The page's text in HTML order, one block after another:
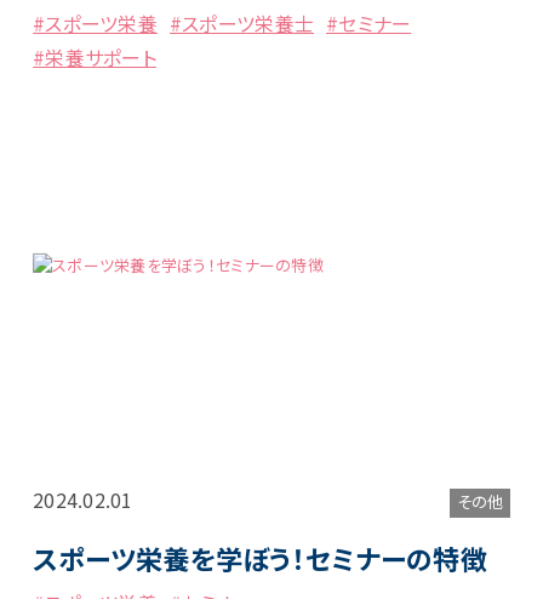
#スポーツ栄養 #スポーツ栄養士 #セミナー
#栄養サポート
2024.02.01 その他
スポーツ栄養を学ぼう！セミナーの特徴